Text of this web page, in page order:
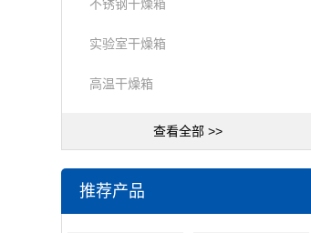
不锈钢干燥箱
实验室干燥箱
高温干燥箱
查看全部 >>
推荐产品